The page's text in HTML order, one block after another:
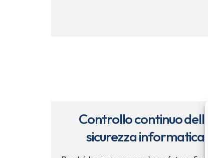
Controllo continuo della
sicurezza informatica